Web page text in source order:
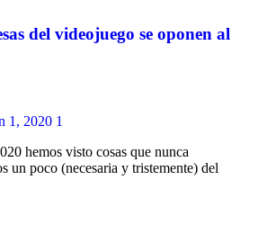
del videojuego se oponen al
1, 2020 1
hemos visto cosas que nunca
un poco (necesaria y tristemente) del